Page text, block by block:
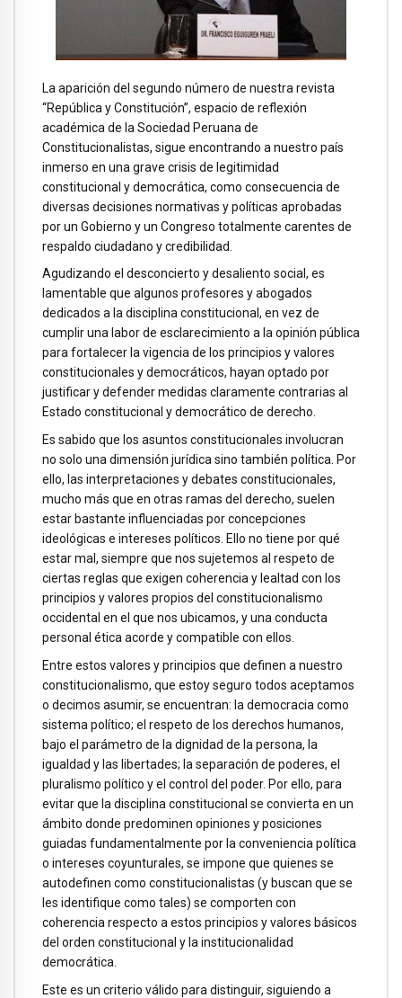
La aparición del segundo número de nuestra revista
“República y Constitución”, espacio de reflexión
académica de la Sociedad Peruana de
Constitucionalistas, sigue encontrando a nuestro país
inmerso en una grave crisis de legitimidad
constitucional y democrática, como consecuencia de
diversas decisiones normativas y políticas aprobadas
por un Gobierno y un Congreso totalmente carentes de
respaldo ciudadano y credibilidad.
Agudizando el desconcierto y desaliento social, es
lamentable que algunos profesores y abogados
dedicados a la disciplina constitucional, en vez de
cumplir una labor de esclarecimiento a la opinión pública
para fortalecer la vigencia de los principios y valores
constitucionales y democráticos, hayan optado por
justificar y defender medidas claramente contrarias al
Estado constitucional y democrático de derecho.
Es sabido que los asuntos constitucionales involucran
no solo una dimensión jurídica sino también política. Por
ello, las interpretaciones y debates constitucionales,
mucho más que en otras ramas del derecho, suelen
estar bastante influenciadas por concepciones
ideológicas e intereses políticos. Ello no tiene por qué
estar mal, siempre que nos sujetemos al respeto de
ciertas reglas que exigen coherencia y lealtad con los
principios y valores propios del constitucionalismo
occidental en el que nos ubicamos, y una conducta
personal ética acorde y compatible con ellos.
Entre estos valores y principios que definen a nuestro
constitucionalismo, que estoy seguro todos aceptamos
o decimos asumir, se encuentran: la democracia como
sistema político; el respeto de los derechos humanos,
bajo el parámetro de la dignidad de la persona, la
igualdad y las libertades; la separación de poderes, el
pluralismo político y el control del poder. Por ello, para
evitar que la disciplina constitucional se convierta en un
ámbito donde predominen opiniones y posiciones
guiadas fundamentalmente por la conveniencia política
o intereses coyunturales, se impone que quienes se
autodefinen como constitucionalistas (y buscan que se
les identifique como tales) se comporten con
coherencia respecto a estos principios y valores básicos
del orden constitucional y la institucionalidad
democrática.
Este es un criterio válido para distinguir, siguiendo a